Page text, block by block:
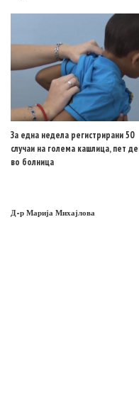
За една недела регистрирани 50
случаи на голема кашлица, пет
во болница
Д-р Марија Михајлова